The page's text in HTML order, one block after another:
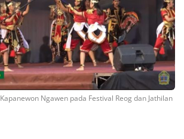
Ngawen pada Festival Reog dan Jathilan